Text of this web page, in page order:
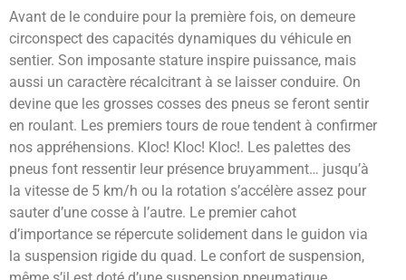
Avant de le conduire pour la première fois, on demeure
circonspect des capacités dynamiques du véhicule en
sentier. Son imposante stature inspire puissance, mais
aussi un caractère récalcitrant à se laisser conduire. On
devine que les grosses cosses des pneus se feront sentir
en roulant. Les premiers tours de roue tendent à confirmer
nos appréhensions. Kloc! Kloc! Kloc!. Les palettes des
pneus font ressentir leur présence bruyamment… jusqu’à
la vitesse de 5 km/h ou la rotation s’accélère assez pour
sauter d’une cosse à l’autre. Le premier cahot
d’importance se répercute solidement dans le guidon via
la suspension rigide du quad. Le confort de suspension,